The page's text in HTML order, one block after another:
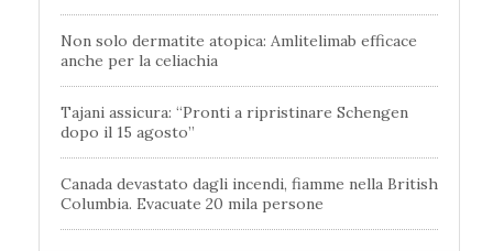
Non solo dermatite atopica: Amlitelimab efficace
anche per la celiachia
Tajani assicura: “Pronti a ripristinare Schengen
dopo il 15 agosto”
Canada devastato dagli incendi, fiamme nella British
Columbia. Evacuate 20 mila persone